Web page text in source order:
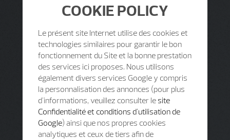
COOKIE POLICY
Le présent site Internet utilise des cookies et
technologies similaires pour garantir le bon
fonctionnement du Site et la bonne prestation
des services ici proposes. Nous utilisons
également divers services Google y compris
la personnalisation des annonces (pour plus
d'informations, veuillez consulter le site
Confidentialité et conditions d'utilisation de
Google) ainsi que nos propres cookies
analytiques et ceux de tiers afin de